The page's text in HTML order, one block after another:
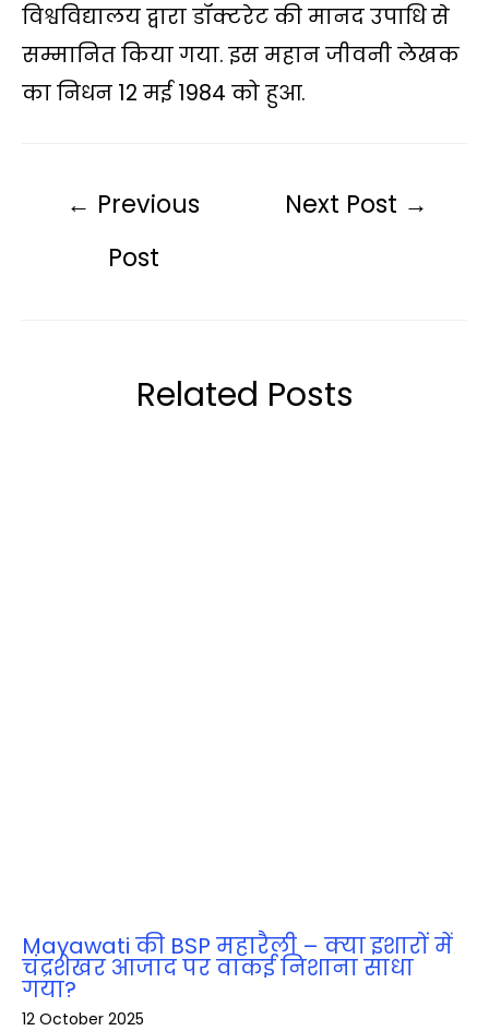
विश्वविद्यालय द्वारा डॉक्टरेट की मानद उपाधि से
सम्मानित किया गया. इस महान जीवनी लेखक
का निधन 12 मई 1984 को हुआ.
← Previous
Post
Next Post →
Related Posts
Mayawati की BSP महारैली – क्या इशारों में
चंद्रशेखर आजाद पर वाकई निशाना साधा
गया?
12 October 2025